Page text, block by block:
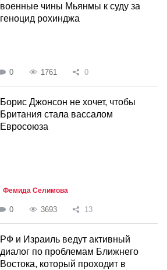
военные чины Мьянмы к суду за
геноцид рохинджа
0 1761 0
Борис Джонсон не хочет, чтобы
Британия стала вассалом
Евросоюза
Фемида Селимова
0 3693 13
РФ и Израиль ведут активный
диалог по проблемам Ближнего
Востока, который проходит в